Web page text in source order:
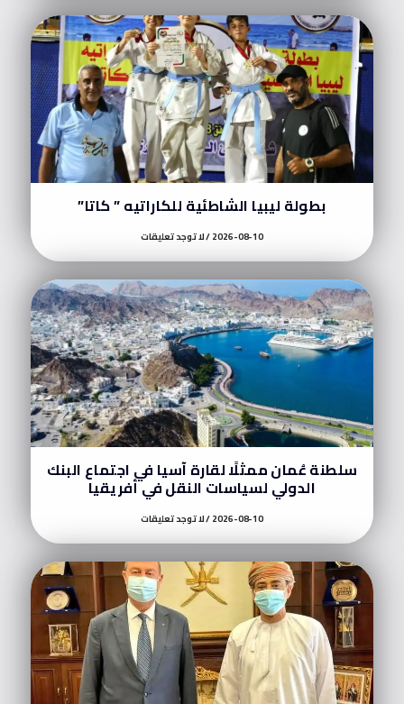
بطولة ليبيا الشاطئية للكاراتيه ” كاتا”
2026-08-10 لا توجد تعليقات
سلطنة عُمان ممثلًا لقارة آسيا في اجتماع البنك
الدولي لسياسات النقل في أفريقيا
2026-08-10 لا توجد تعليقات